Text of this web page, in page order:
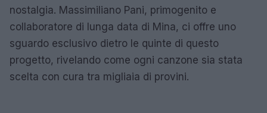
nostalgia. Massimiliano Pani, primogenito e
collaboratore di lunga data di Mina, ci offre uno
sguardo esclusivo dietro le quinte di questo
progetto, rivelando come ogni canzone sia stata
scelta con cura tra migliaia di provini.